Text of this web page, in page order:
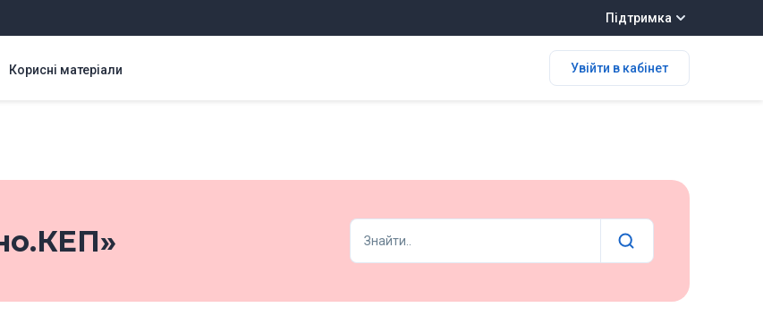
Підтримка
Корисні матеріали Увійти в кабінет
Знайти..